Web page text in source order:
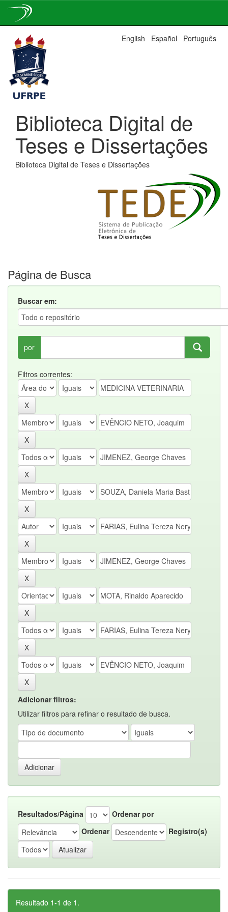
navigation
English Español Português
Biblioteca Digital de
Teses e Dissertações
Biblioteca Digital de Teses e Dissertações
Página de Busca
Buscar em:
por
Filtros correntes:
Adicionar filtros:
Utilizar filtros para refinar o resultado de busca.
Resultados/Página
Ordenar por
Ordenar
Registro(s)
Resultado 1-1 de 1.